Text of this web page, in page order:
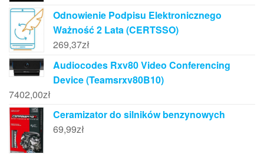
Odnowienie Podpisu Elektronicznego
Ważność 2 Lata (CERTSSO)
269,37zł
Audiocodes Rxv80 Video Conferencing
Device (Teamsrxv80B10)
7402,00zł
Ceramizator do silników benzynowych
69,99zł